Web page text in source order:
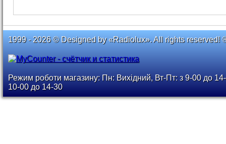
1999 - 2026 © Designed by «Radiolux». All rights reserved!
Режим роботи магазину: Пн: Вихідний, Вт-Пт: з 9-00 до
10-00 до 14-30